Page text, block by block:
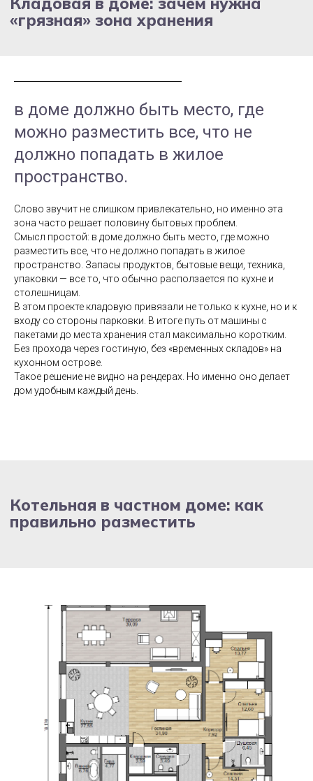
в доме должно быть место, где
можно разместить все, что не
должно попадать в жилое
пространство.
Слово звучит не слишком привлекательно, но именно эта
зона часто решает половину бытовых проблем.
Смысл простой: в доме должно быть место, где можно
разместить все, что не должно попадать в жилое
пространство. Запасы продуктов, бытовые вещи, техника,
упаковки — все то, что обычно расползается по кухне и
столешницам.
В этом проекте кладовую привязали не только к кухне, но и к
входу со стороны парковки. В итоге путь от машины с
пакетами до места хранения стал максимально коротким.
Без прохода через гостиную, без «временных складов» на
кухонном острове.
Такое решение не видно на рендерах. Но именно оно делает
дом удобным каждый день.
Хозблок, который не выглядит как
хозблок